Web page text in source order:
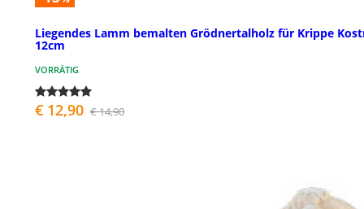
Liegendes Lamm bemalten Grödnertalholz für Krippe
12cm
VORRÄTIG
€ 12,90 € 14,90